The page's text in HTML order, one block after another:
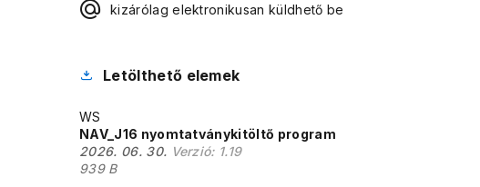
kizárólag elektronikusan küldhető be
Letölthető elemek
WS
NAV_J16 nyomtatványkitöltő program
2026. 06. 30. Verzió: 1.19
939 B